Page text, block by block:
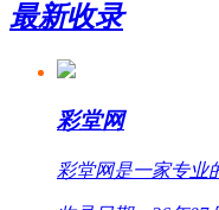
最新收录
彩堂网
彩堂网是一家专业